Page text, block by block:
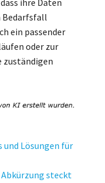
Bedarfsfall
ein passender
oder zur
zuständigen
und Lösungen für
Abkürzung steckt